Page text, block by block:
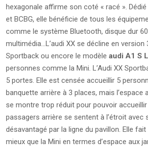
hexagonale affirme son coté « racé ».
et BCBG, elle bénéficie de tous les
comme le système Bluetooth, disque dur
multimédia…L’audi XX se décline en version
Sportback ou encore le modèle audi A1 S
personnes comme la Mini. L’Audi XX
5 portes. Elle est censée accueillir 5
banquette arrière à 3 places, mais l’espace
se montre trop réduit pour pouvoir
passagers arrière se sentent à l’étroit avec
désavantagé par la ligne du pavillon. Elle
mieux que la Mini en termes d’espace aux